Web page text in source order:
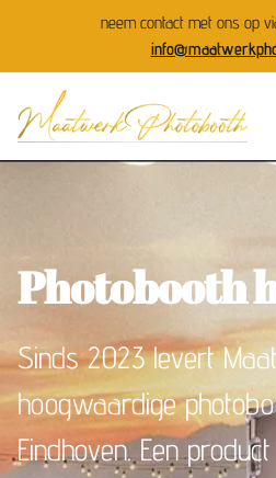
neem contact met ons op
Photobooth
Sinds 2023 levert
hoogwaardige
Eindhoven. Een